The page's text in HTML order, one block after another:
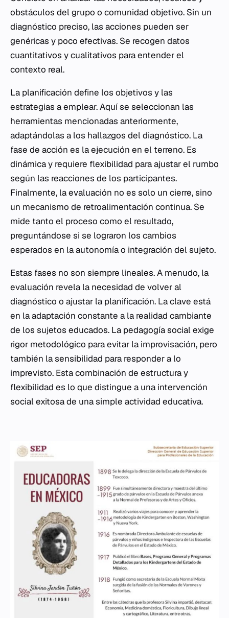
obstáculos del grupo o comunidad objetivo. Sin un
diagnóstico preciso, las acciones pueden ser
genéricas y poco efectivas. Se recogen datos
cuantitativos y cualitativos para entender el
contexto real.
La planificación define los objetivos y las
estrategias a emplear. Aquí se seleccionan las
herramientas mencionadas anteriormente,
adaptándolas a los hallazgos del diagnóstico. La
fase de acción es la ejecución en el terreno. Es
dinámica y requiere flexibilidad para ajustar el rumbo
según las reacciones de los participantes.
Finalmente, la evaluación no es solo un cierre, sino
un mecanismo de retroalimentación continua. Se
mide tanto el proceso como el resultado,
preguntándose si se lograron los cambios
esperados en la autonomía o integración del sujeto.
Estas fases no son siempre lineales. A menudo, la
evaluación revela la necesidad de volver al
diagnóstico o ajustar la planificación. La clave está
en la adaptación constante a la realidad cambiante
de los sujetos educados. La pedagogía social exige
rigor metodológico para evitar la improvisación, pero
también la sensibilidad para responder a lo
imprevisto. Esta combinación de estructura y
flexibilidad es lo que distingue a una intervención
social exitosa de una simple actividad educativa.